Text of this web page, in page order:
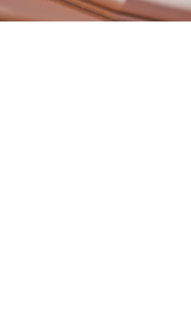
presentar un repertorio completamente
latinoamericano en un concierto profesional de